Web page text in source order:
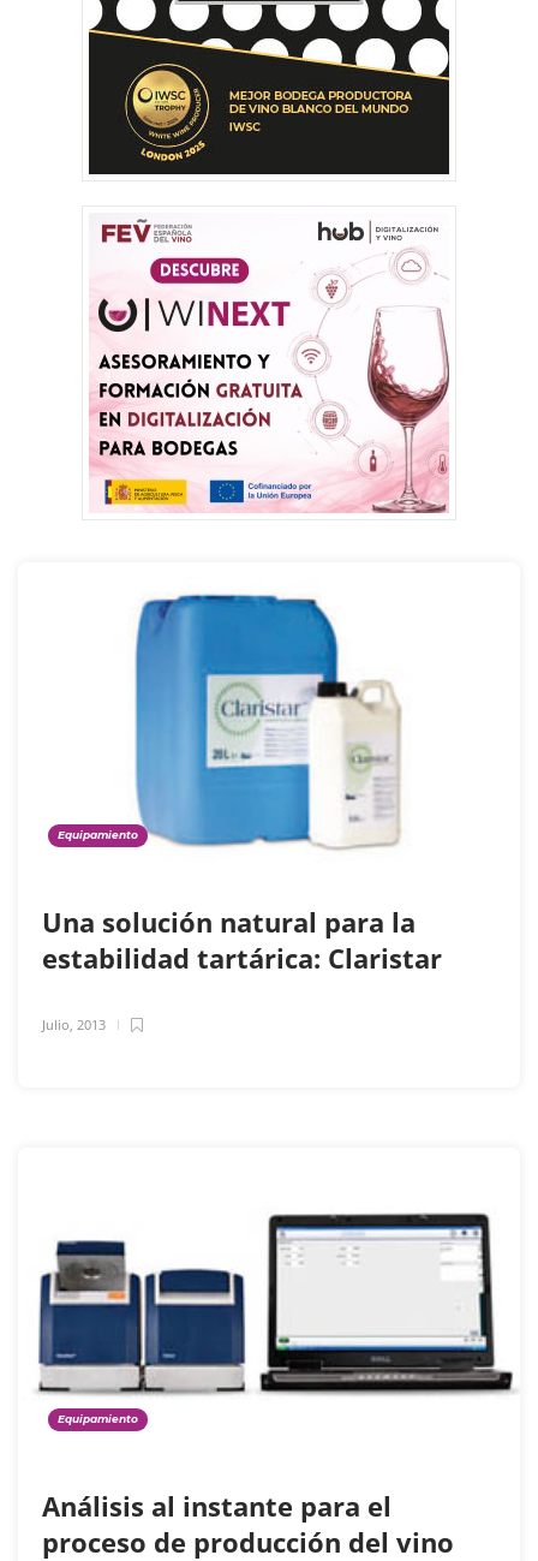
Equipamiento
Una solución natural para la
estabilidad tartárica: Claristar
Julio, 2013
Equipamiento
Análisis al instante para el
proceso de producción del vino